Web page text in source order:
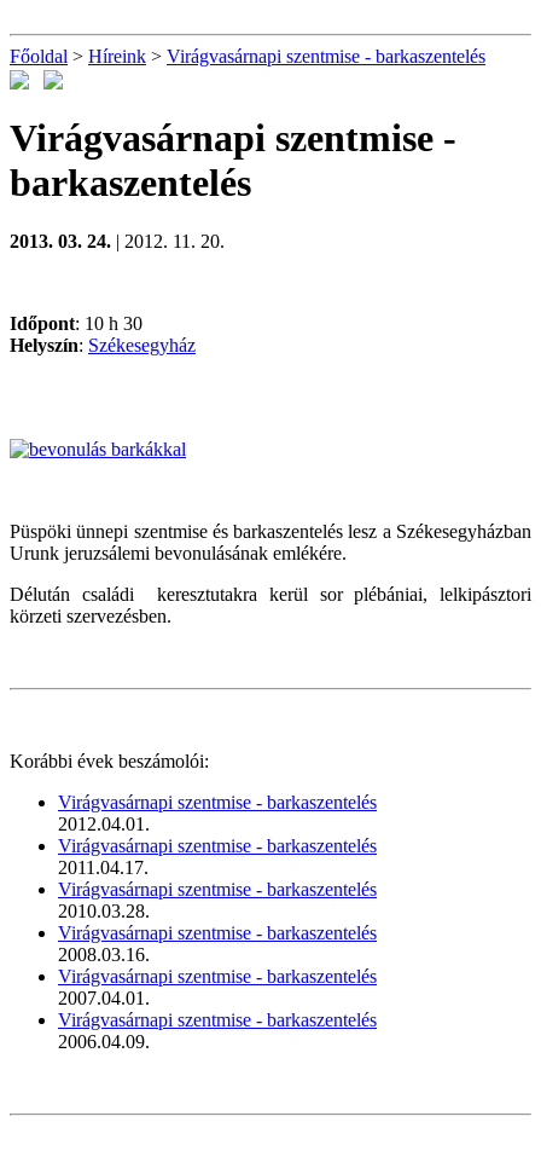
Főoldal > Híreink > Virágvasárnapi szentmise - barkaszentelés
Virágvasárnapi szentmise -
barkaszentelés
2013. 03. 24. | 2012. 11. 20.
Időpont: 10 h 30
Helyszín: Székesegyház
Püspöki ünnepi szentmise és barkaszentelés lesz a Székesegyházban
Urunk jeruzsálemi bevonulásának emlékére.
Délután családi keresztutakra kerül sor plébániai, lelkipásztori
körzeti szervezésben.
Korábbi évek beszámolói:
Virágvasárnapi szentmise - barkaszentelés
2012.04.01.
Virágvasárnapi szentmise - barkaszentelés
2011.04.17.
Virágvasárnapi szentmise - barkaszentelés
2010.03.28.
Virágvasárnapi szentmise - barkaszentelés
2008.03.16.
Virágvasárnapi szentmise - barkaszentelés
2007.04.01.
Virágvasárnapi szentmise - barkaszentelés
2006.04.09.